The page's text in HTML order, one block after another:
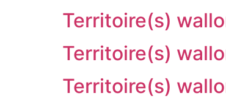
Territoire(s)
Territoire(s)
Territoire(s)